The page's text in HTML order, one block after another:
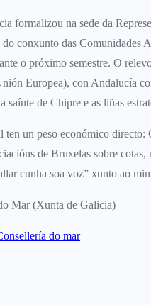
formalizou na sede da
conxunto das Comunidades
o próximo semestre. O
Europea), con Andalucía
saínte de Chipre e as liñas
un peso económico directo:
de Bruxelas sobre
cunha soa voz” xunto ao
Mar (Xunta de Galicia)
do mar